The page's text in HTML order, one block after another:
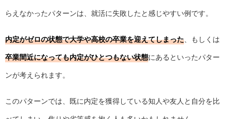
らえなかったパターンは、就活に失敗したと感じやすい例です。
内定がゼロの状態で大学や高校の卒業を迎えてしまった 、もしくは
卒業間近になっても内定がひとつもない状態にあるといったパター
ンが考えられます。
このパターンでは、既に内定を獲得している知人や友人と自分を比